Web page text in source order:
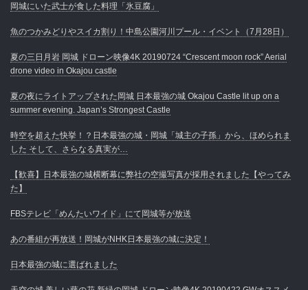
岡城にいた武士が食した料理「氷豆腐」
魚のつかみどりやスイカ割り！中島公園河川プール・イベント（7月28日）
夏の三日月岩 岡城 ドローン映像4K 20190724 “Crescent moon rock” Aerial
drone video in Okajou castle
夏の夜にライトアップされた岡城 日本最強の城 Okajou Castle lit up on a
summer evening. Japan’s Strongest Castle
時空を超えた快挙！？日本最強の城・岡城「城主の子孫」から、ほめられま
した そして、さらなる真実が…
【歓喜】日本最強の城横断幕に弊社の空撮写真が採用されました【やってみ
た】
FBSテレビ「めんたいワイド」にて岡城等が放送
あの番組が再放送！岡城がNHK日本最強の城に決定！
日本最強の城に選ばれました